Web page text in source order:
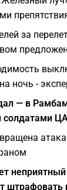
за
ночь -
— в
солдатами
штрафовать